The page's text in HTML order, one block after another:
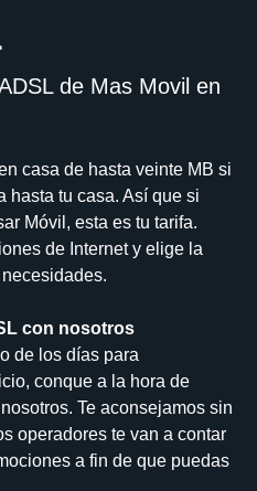
de Mas Movil en
casa de hasta veinte MB si
hasta tu casa. Así que si
Móvil, esta es tu tarifa.
de Internet y elige la
con nosotros
de los días para
conque a la hora de
Te aconsejamos sin
operadores te van a contar
a fin de que puedas